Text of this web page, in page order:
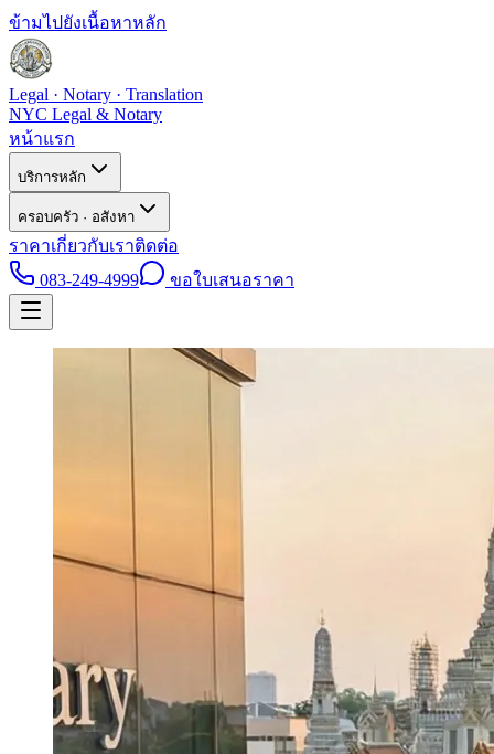
ข้ามไปยังเนื้อหาหลัก
Legal · Notary · Translation
NYC Legal & Notary
หน้าแรก
บริการหลัก
ครอบครัว · อสังหา
ราคาเกี่ยวกับเราติดต่อ
083-249-4999
ขอใบเสนอราคา